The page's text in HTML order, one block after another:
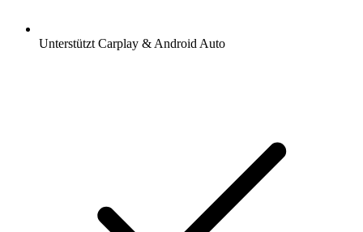
Unterstützt Carplay & Android Auto